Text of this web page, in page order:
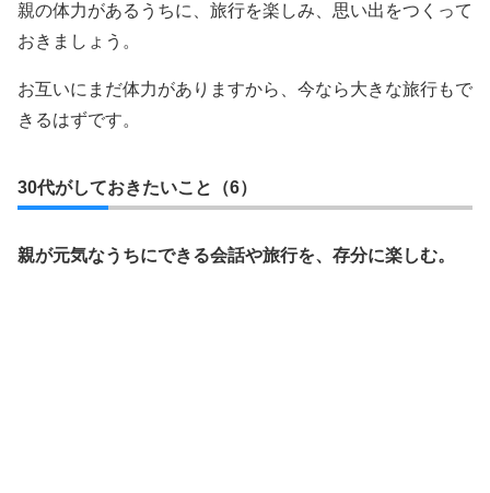
親の体力があるうちに、旅行を楽しみ、思い出をつくって
おきましょう。
お互いにまだ体力がありますから、今なら大きな旅行もで
きるはずです。
30代がしておきたいこと（6）
親が元気なうちにできる会話や旅行を、存分に楽しむ。